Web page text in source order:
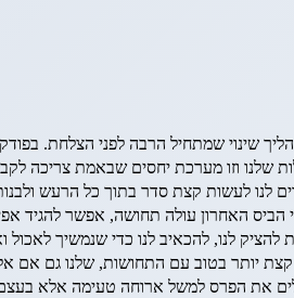
שינוי שמתחיל הרבה לפני הצלחת.
וזו מערכת יחסים שבאמת צריכה
לעשות קצת סדר בתוך כל הרעש
האחרון עולה תחושה, אפשר להגיד
לנו, להכאיב לנו כדי שנמשיך
יותר בטוב עם התחושות, שלנו גם אם
את הפרס למשל ארוחה טעימה אלא